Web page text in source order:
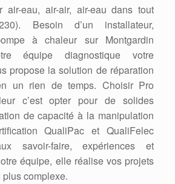
air-eau, air-air, air-eau dans tout
Besoin d’un installateur,
à chaleur sur Montgardin
équipe diagnostique votre
propose la solution de réparation
un rien de temps. Choisir Pro
c’est opter pour de solides
de capacité à la manipulation
QualiPac et QualiFelec
savoir-faire, expériences et
équipe, elle réalise vos projets
complexe.